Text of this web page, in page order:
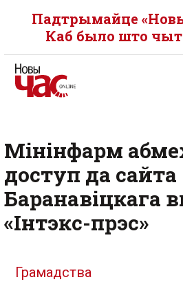
Падтрымайце
Каб было што
Мінінфарм
доступ да сайта
Баранавіцкага
«Інтэкс-прэс»
Грамадства